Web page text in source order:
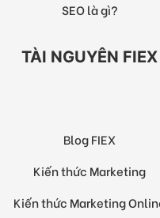
SEO là gì?
TÀI NGUYÊN FIEX
Blog FIEX
Kiến thức Marketing
Kiến thức Marketing